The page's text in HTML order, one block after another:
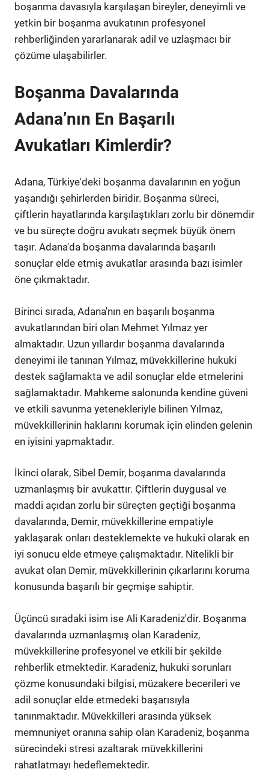
boşanma davasıyla karşılaşan bireyler, deneyimli ve
yetkin bir boşanma avukatının profesyonel
rehberliğinden yararlanarak adil ve uzlaşmacı bir
çözüme ulaşabilirler.
Boşanma Davalarında
Adana’nın En Başarılı
Avukatları Kimlerdir?
Adana, Türkiye'deki boşanma davalarının en yoğun
yaşandığı şehirlerden biridir. Boşanma süreci,
çiftlerin hayatlarında karşılaştıkları zorlu bir dönemdir
ve bu süreçte doğru avukatı seçmek büyük önem
taşır. Adana'da boşanma davalarında başarılı
sonuçlar elde etmiş avukatlar arasında bazı isimler
öne çıkmaktadır.
Birinci sırada, Adana'nın en başarılı boşanma
avukatlarından biri olan Mehmet Yılmaz yer
almaktadır. Uzun yıllardır boşanma davalarında
deneyimi ile tanınan Yılmaz, müvekkillerine hukuki
destek sağlamakta ve adil sonuçlar elde etmelerini
sağlamaktadır. Mahkeme salonunda kendine güveni
ve etkili savunma yetenekleriyle bilinen Yılmaz,
müvekkillerinin haklarını korumak için elinden gelenin
en iyisini yapmaktadır.
İkinci olarak, Sibel Demir, boşanma davalarında
uzmanlaşmış bir avukattır. Çiftlerin duygusal ve
maddi açıdan zorlu bir süreçten geçtiği boşanma
davalarında, Demir, müvekkillerine empatiyle
yaklaşarak onları desteklemekte ve hukuki olarak en
iyi sonucu elde etmeye çalışmaktadır. Nitelikli bir
avukat olan Demir, müvekkillerinin çıkarlarını koruma
konusunda başarılı bir geçmişe sahiptir.
Üçüncü sıradaki isim ise Ali Karadeniz'dir. Boşanma
davalarında uzmanlaşmış olan Karadeniz,
müvekkillerine profesyonel ve etkili bir şekilde
rehberlik etmektedir. Karadeniz, hukuki sorunları
çözme konusundaki bilgisi, müzakere becerileri ve
adil sonuçlar elde etmedeki başarısıyla
tanınmaktadır. Müvekkilleri arasında yüksek
memnuniyet oranına sahip olan Karadeniz, boşanma
sürecindeki stresi azaltarak müvekkillerini
rahatlatmayı hedeflemektedir.